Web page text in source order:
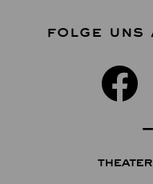
FOLGE UNS